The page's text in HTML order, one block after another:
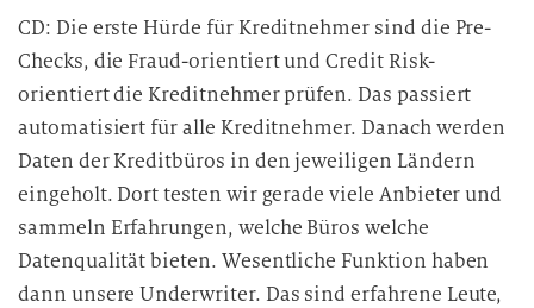
CD: Die erste Hürde für Kreditnehmer sind die Pre-
Checks, die Fraud-orientiert und Credit Risk-
orientiert die Kreditnehmer prüfen. Das passiert
automatisiert für alle Kreditnehmer. Danach werden
Daten der Kreditbüros in den jeweiligen Ländern
eingeholt. Dort testen wir gerade viele Anbieter und
sammeln Erfahrungen, welche Büros welche
Datenqualität bieten. Wesentliche Funktion haben
dann unsere Underwriter. Das sind erfahrene Leute,